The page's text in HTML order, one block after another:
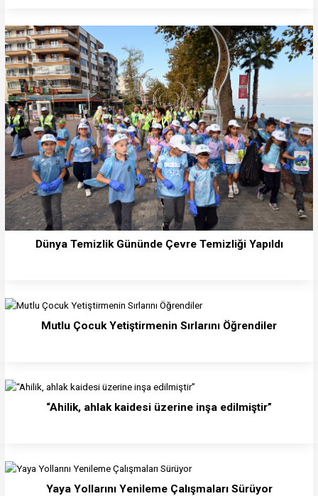
Dünya Temizlik Gününde Çevre Temizliği Yapıldı
Mutlu Çocuk Yetiştirmenin Sırlarını Öğrendiler
“Ahilik, ahlak kaidesi üzerine inşa edilmiştir”
Yaya Yollarını Yenileme Çalışmaları Sürüyor